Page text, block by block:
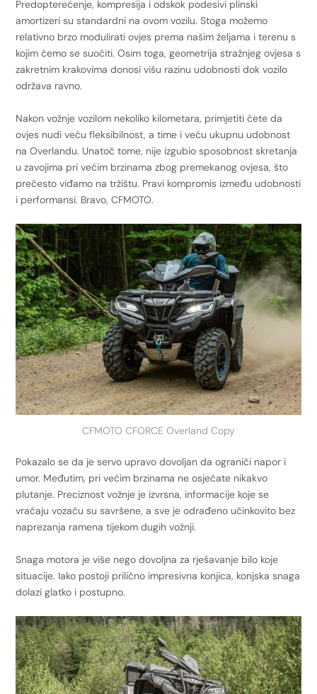
Predopterećenje, kompresija i odskok podesivi plinski
amortizeri su standardni na ovom vozilu. Stoga možemo
relativno brzo modulirati ovjes prema našim željama i terenu s
kojim ćemo se suočiti. Osim toga, geometrija stražnjeg ovjesa s
zakretnim krakovima donosi višu razinu udobnosti dok vozilo
održava ravno.
Nakon vožnje vozilom nekoliko kilometara, primjetiti ćete da
ovjes nudi veću fleksibilnost, a time i veću ukupnu udobnost
na Overlandu. Unatoč tome, nije izgubio sposobnost skretanja
u zavojima pri većim brzinama zbog premekanog ovjesa, što
prečesto viđamo na tržištu. Pravi kompromis između udobnosti
i performansi. Bravo, CFMOTO.
CFMOTO CFORCE Overland Copy
Pokazalo se da je servo upravo dovoljan da ograniči napor i
umor. Međutim, pri većim brzinama ne osjećate nikakvo
plutanje. Preciznost vožnje je izvrsna, informacije koje se
vraćaju vozaču su savršene, a sve je odrađeno učinkovito bez
naprezanja ramena tijekom dugih vožnji.
Snaga motora je više nego dovoljna za rješavanje bilo koje
situacije. Iako postoji prilično impresivna konjica, konjska snaga
dolazi glatko i postupno.